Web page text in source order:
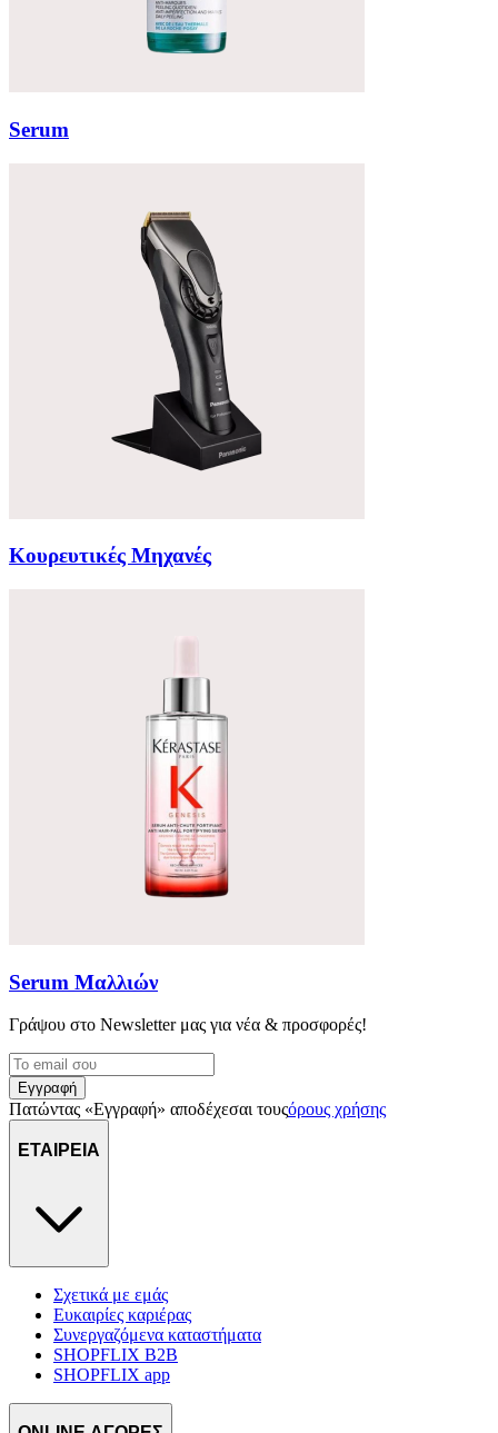
Serum
Κουρευτικές Μηχανές
Serum Μαλλιών
Γράψου στο Νewsletter μας για νέα & προσφορές!
Εγγραφή
Πατώντας «Εγγραφή» αποδέχεσαι τουςόρους χρήσης
ΕΤΑΙΡΕΙΑ
Σχετικά με εμάς
Ευκαιρίες καριέρας
Συνεργαζόμενα καταστήματα
SHOPFLIX B2B
SHOPFLIX app